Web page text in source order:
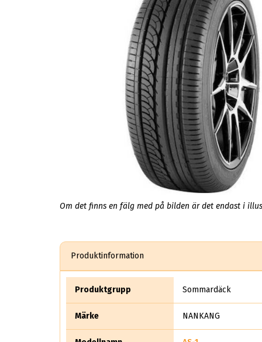
Om det finns en fälg med på bilden är det endast i
Produktinformation
Produktgrupp Sommardäck
Märke NANKANG